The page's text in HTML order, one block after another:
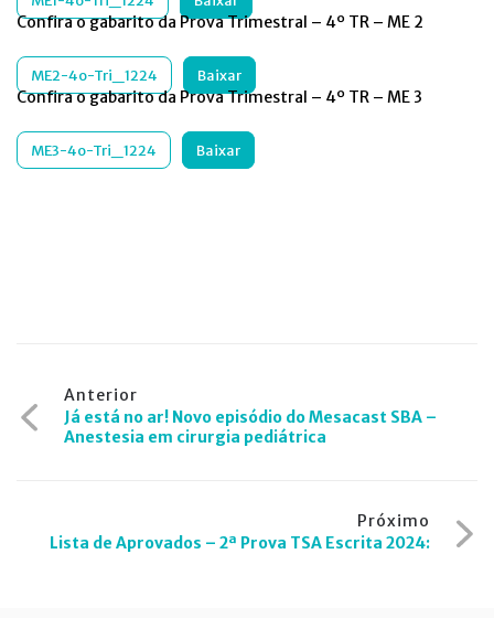
Confira o gabarito da Prova Trimestral – 4º TR – ME 2
ME2-4o-Tri_1224 Baixar
Confira o gabarito da Prova Trimestral – 4º TR – ME 3
ME3-4o-Tri_1224 Baixar
Navegação
de
Anterior
Já está no ar! Novo episódio do Mesacast SBA –
Anestesia em cirurgia pediátrica
Próximo
Lista de Aprovados – 2ª Prova TSA Escrita 2024: